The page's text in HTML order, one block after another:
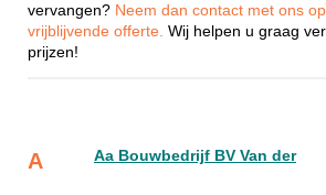
vervangen? Neem dan contact met ons
vrijblijvende offerte. Wij helpen u graag
prijzen!
A Aa Bouwbedrijf BV Van der